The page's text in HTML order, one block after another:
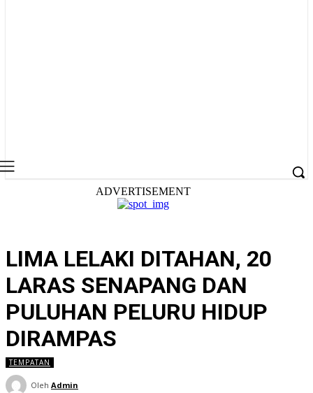
ADVERTISEMENT
LIMA LELAKI DITAHAN, 20
LARAS SENAPANG DAN
PULUHAN PELURU HIDUP
DIRAMPAS
TEMPATAN
Oleh Admin